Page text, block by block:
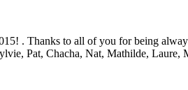
. Thanks to all of you for being
Pat, Chacha, Nat, Mathilde,